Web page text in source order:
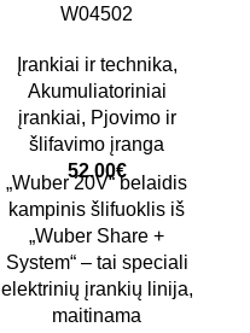
W04502
Įrankiai ir technika,
Akumuliatoriniai
įrankiai, Pjovimo ir
šlifavimo įranga
52.00€
„Wuber 20V“ belaidis
kampinis šlifuoklis iš
„Wuber Share +
System“ – tai speciali
elektrinių įrankių linija,
maitinama